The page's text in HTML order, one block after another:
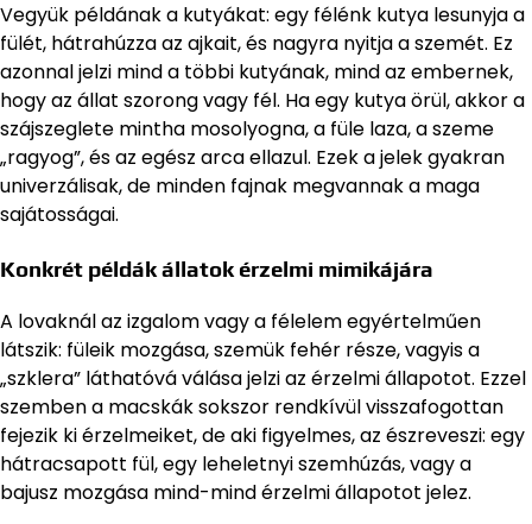
Vegyük példának a kutyákat: egy félénk kutya lesunyja a
fülét, hátrahúzza az ajkait, és nagyra nyitja a szemét. Ez
azonnal jelzi mind a többi kutyának, mind az embernek,
hogy az állat szorong vagy fél. Ha egy kutya örül, akkor a
szájszeglete mintha mosolyogna, a füle laza, a szeme
„ragyog”, és az egész arca ellazul. Ezek a jelek gyakran
univerzálisak, de minden fajnak megvannak a maga
sajátosságai.
Konkrét példák állatok érzelmi mimikájára
A lovaknál az izgalom vagy a félelem egyértelműen
látszik: füleik mozgása, szemük fehér része, vagyis a
„szklera” láthatóvá válása jelzi az érzelmi állapotot. Ezzel
szemben a macskák sokszor rendkívül visszafogottan
fejezik ki érzelmeiket, de aki figyelmes, az észreveszi: egy
hátracsapott fül, egy leheletnyi szemhúzás, vagy a
bajusz mozgása mind-mind érzelmi állapotot jelez.